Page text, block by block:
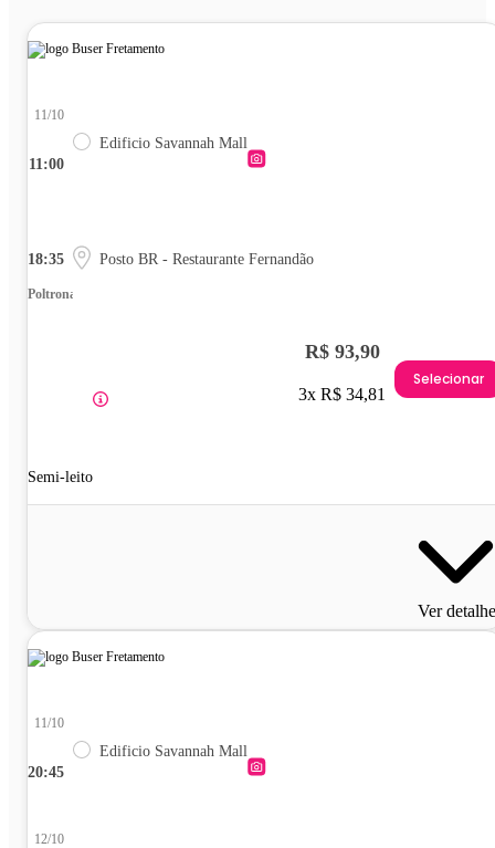
11:00
11/10
Edificio Savannah Mall
18:35 Posto BR - Restaurante Fernandão
Poltrona
Semi-leito
R$ 93,90
3x R$ 34,81
Selecionar
Ver
20:45
11/10
Edificio Savannah Mall
12/10